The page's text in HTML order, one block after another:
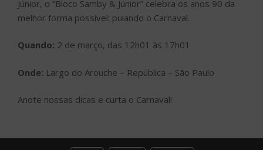
Júnior, o “Bloco Samby & Júnior” celebra os anos 90 da
melhor forma possível: pulando o Carnaval.
Quando: 2 de março, das 12h01 às 17h01
Onde: Largo do Arouche – República – São Paulo
Anote nossas dicas e curta o Carnaval!